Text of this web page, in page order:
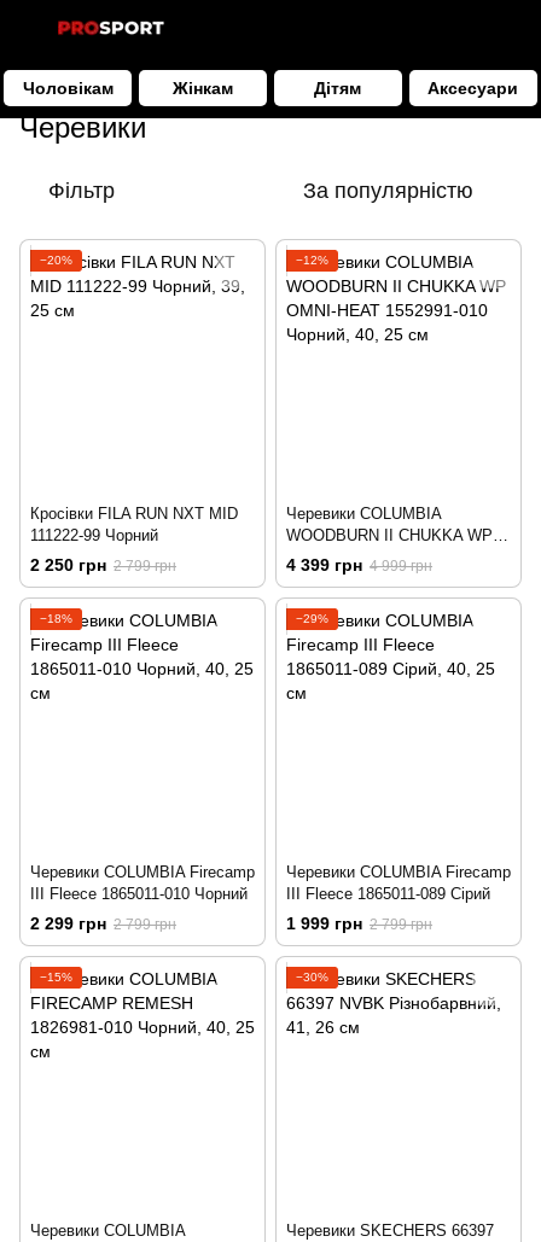
Чоловікам Жінкам Дітям Аксесуари
Чоловікам Взуття Черевики
Черевики
Фільтр За популярністю
−20%
Кросівки FILA RUN NXT MID
111222-99 Чорний
2 250 грн 2 799 грн
−12%
Черевики COLUMBIA
WOODBURN II CHUKKA WP
OMNI-HEAT 1552991-010
4 399 грн 4 999 грн
−18%
Черевики COLUMBIA Firecamp
III Fleece 1865011-010 Чорний
2 299 грн 2 799 грн
−29%
Черевики COLUMBIA Firecamp
III Fleece 1865011-089 Сірий
1 999 грн 2 799 грн
−15%
Черевики COLUMBIA
−30%
Черевики SKECHERS 66397